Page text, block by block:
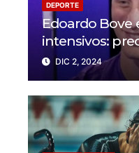
DEPORTE
Edoardo Bove
intensivos:
solidaridad en
DIC 2, 2024